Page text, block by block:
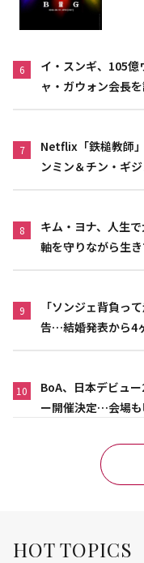
6
イ・スンギ、105
ャ・ガウォン会長
7
Netflix「鉄槌教師
ンミン＆チン・ギ
8
キム・ヨナ、人生
軸を守りながら生き
9
「ソンジェ背負っ
告…結婚発表から4
10
BoA、日本デビュ
ー開催決定…会場
HOT TOPICS